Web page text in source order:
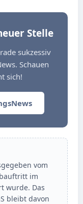
Stelle
sukzessiv
Schauen
sich!
vom
im
wurde. Das
bleibt davon